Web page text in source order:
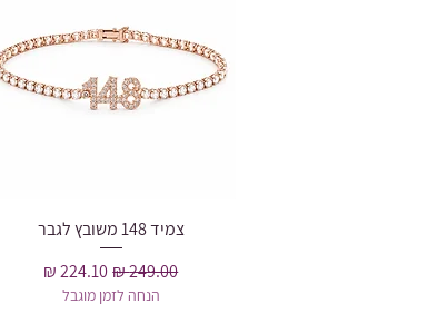
תצוגה מהירהצמיד 148 משובץ לגבר
מחיר רגיל‏249.00 ‏₪ מחיר מבצע
הנחה לזמן מוגבל